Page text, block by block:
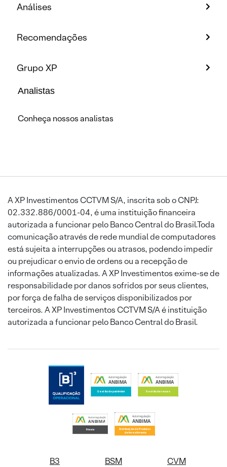
Análises
Recomendações
Grupo XP
Analistas
Conheça nossos analistas
A XP Investimentos CCTVM S/A, inscrita sob o CNPJ:
02.332.886/0001-04, é uma instituição financeira
autorizada a funcionar pelo Banco Central do Brasil.Toda
comunicação através de rede mundial de computadores
está sujeita a interrupções ou atrasos, podendo impedir
ou prejudicar o envio de ordens ou a recepção de
informações atualizadas. A XP Investimentos exime-se de
responsabilidade por danos sofridos por seus clientes,
por força de falha de serviços disponibilizados por
terceiros. A XP Investimentos CCTVM S/A é instituição
autorizada a funcionar pelo Banco Central do Brasil.
B3 BSM CVM